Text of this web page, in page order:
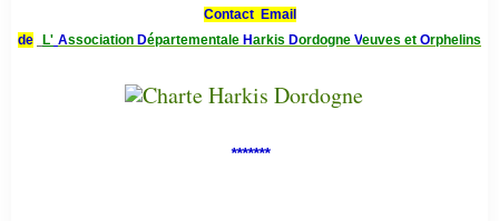
Contact Email
de
L' Association Départementale Harkis Dordogne Veuves et Orphelins
*******